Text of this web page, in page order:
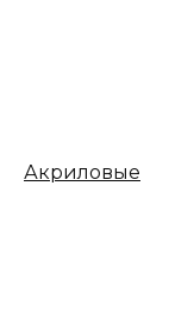
Акриловые